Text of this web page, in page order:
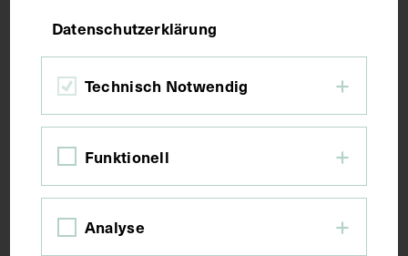
Fotografie
Schlagwörter
Datenschutzerklärung
Technisch Notwendig
Funktionell
Analyse